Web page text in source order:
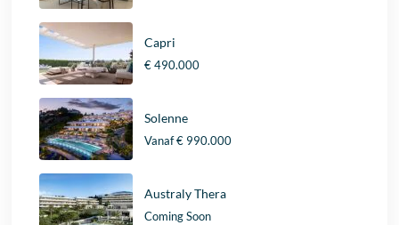
Capri
€ 490.000
Solenne
Vanaf€ 990.000
Australy Thera
Coming Soon